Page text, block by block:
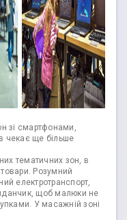
зі смартфонами,
чекає ще більше
тематичних зон, в
Розумний
електротранспорт,
щоб малюки не
У масажній зоні